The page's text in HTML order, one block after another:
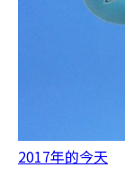
2017年的今天